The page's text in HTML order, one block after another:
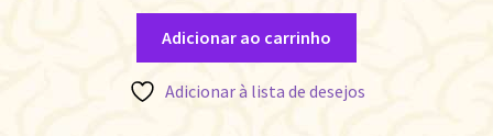
Adicionar ao carrinho
Adicionar à lista de desejos